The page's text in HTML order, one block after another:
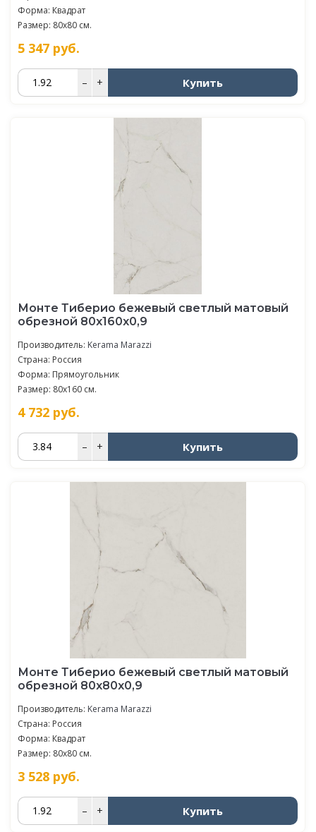
Форма: Квадрат
Размер: 80x80 см.
5 347 руб.
– + Купить
Монте Тиберио бежевый светлый матовый
обрезной 80x160x0,9
Производитель: Kerama Marazzi
Страна: Россия
Форма: Прямоугольник
Размер: 80x160 см.
4 732 руб.
– + Купить
Монте Тиберио бежевый светлый матовый
обрезной 80x80x0,9
Производитель: Kerama Marazzi
Страна: Россия
Форма: Квадрат
Размер: 80x80 см.
3 528 руб.
– + Купить